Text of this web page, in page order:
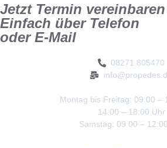
Jetzt Termin vereinbaren
Einfach über Telefon
oder E-Mail
08271 805470
Montag bis Freitag: 09:00 –
14:00 – 18:00 Uhr
Samstag: 09:00 –